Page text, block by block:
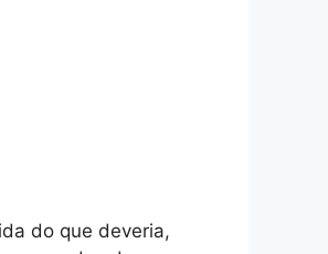
do que deveria,